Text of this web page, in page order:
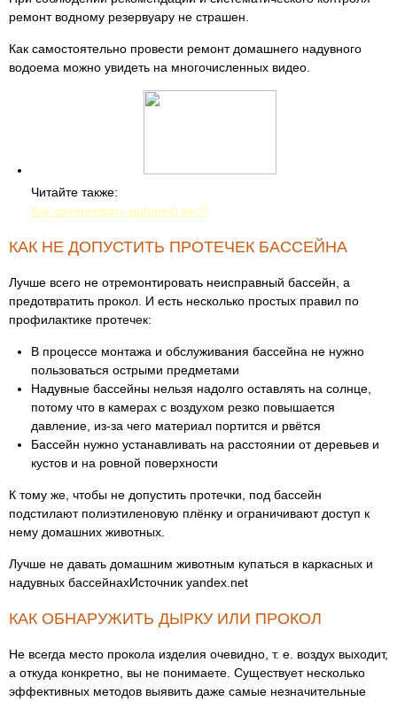
ремонт водному резервуару не страшен.
Как самостоятельно провести ремонт домашнего надувного
водоема можно увидеть на многочисленных видео.
Читайте также:
Как увеличивать рабочий вес?
КАК НЕ ДОПУСТИТЬ ПРОТЕЧЕК БАССЕЙНА
Лучше всего не отремонтировать неисправный бассейн, а
предотвратить прокол. И есть несколько простых правил по
профилактике протечек:
В процессе монтажа и обслуживания бассейна не нужно
пользоваться острыми предметами
Надувные бассейны нельзя надолго оставлять на солнце,
потому что в камерах с воздухом резко повышается
давление, из-за чего материал портится и рвётся
Бассейн нужно устанавливать на расстоянии от деревьев и
кустов и на ровной поверхности
К тому же, чтобы не допустить протечки, под бассейн
подстилают полиэтиленовую плёнку и ограничивают доступ к
нему домашних животных.
Лучше не давать домашним животным купаться в каркасных и
надувных бассейнахИсточник yandex.net
КАК ОБНАРУЖИТЬ ДЫРКУ ИЛИ ПРОКОЛ
Не всегда место прокола изделия очевидно, т. е. воздух выходит,
а откуда конкретно, вы не понимаете. Существует несколько
эффективных методов выявить даже самые незначительные